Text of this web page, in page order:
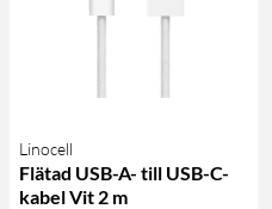
Linocell
Flätad USB-A- till USB-C-
kabel Vit 2 m